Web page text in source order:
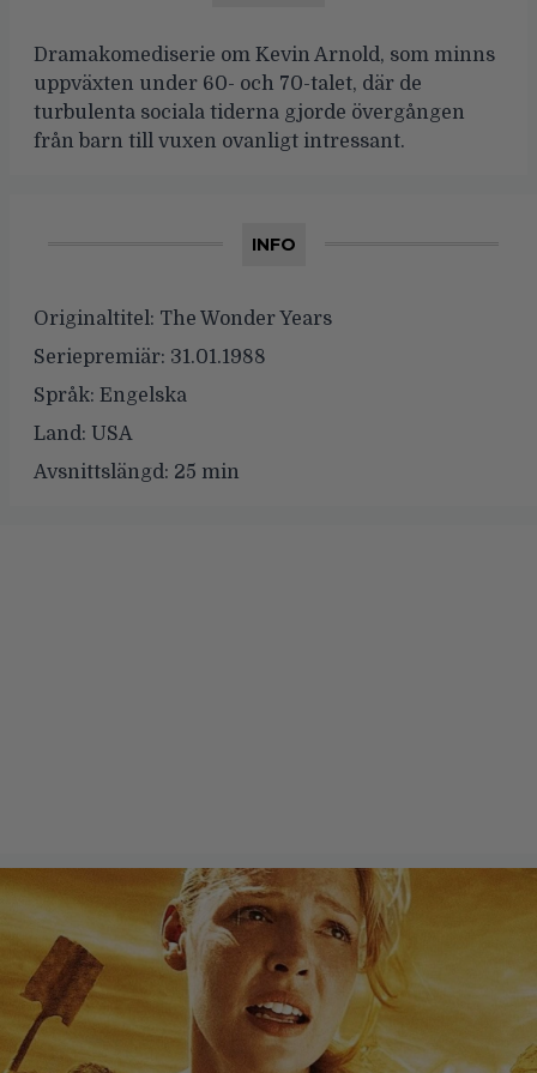
Dramakomediserie om Kevin Arnold, som minns
uppväxten under 60- och 70-talet, där de
turbulenta sociala tiderna gjorde övergången
från barn till vuxen ovanligt intressant.
INFO
Originaltitel: The Wonder Years
Seriepremiär: 31.01.1988
Språk: Engelska
Land: USA
Avsnittslängd: 25 min